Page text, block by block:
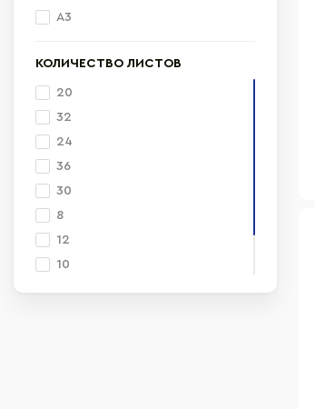
А3
КОЛИЧЕСТВО ЛИСТОВ
20
32
24
36
30
8
12
10